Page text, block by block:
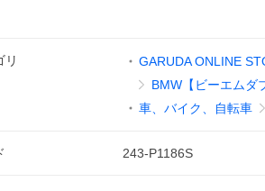
リ GARUDA ONLINE
BMW【ビーエムダ
車、バイク、自転車
243-P1186S